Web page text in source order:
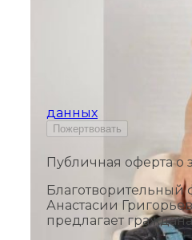
данных
Публичная оферта о
Анастасии
предлагает